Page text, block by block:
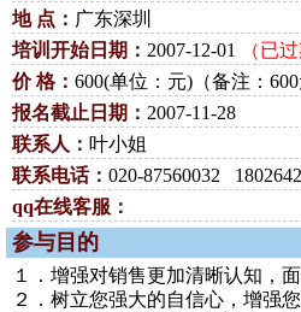
地 点： 广东深圳
培训开始日期： 2007-12-01
（已过
价 格： 600(单位：元)（备注：600
报名截止日期： 2007-11-28
联系人： 叶小姐
联系电话： 020-87560032
qq在线客服：
参与目的
１．增强对销售更加清晰认知，
２．树立您强大的自信心，增强